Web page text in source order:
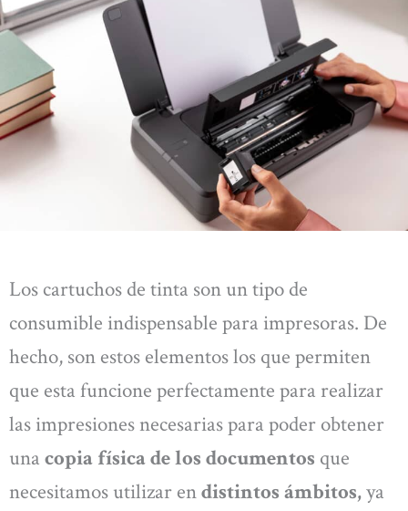
Los cartuchos de tinta son un tipo de
consumible indispensable para impresoras. De
hecho, son estos elementos los que permiten
que esta funcione perfectamente para realizar
las impresiones necesarias para poder obtener
una copia física de los documentos que
necesitamos utilizar endistintos ámbitos,ya